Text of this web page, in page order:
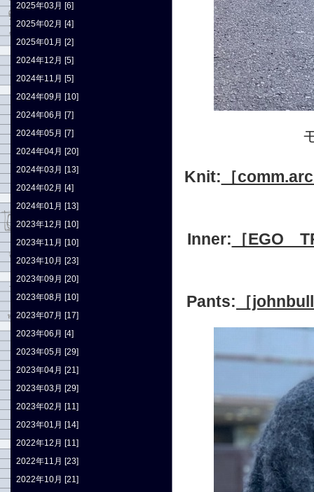
Knit: ［
Inner: ［EGO
Pants: ［
2025年03月 [6]
2025年02月 [4]
2025年01月 [2]
2024年12月 [5]
2024年11月 [5]
2024年09月 [10]
2024年06月 [7]
2024年05月 [7]
2024年04月 [20]
2024年03月 [13]
2024年02月 [4]
2024年01月 [13]
2023年12月 [10]
2023年11月 [10]
2023年10月 [23]
2023年09月 [20]
2023年08月 [10]
2023年07月 [17]
2023年06月 [4]
2023年05月 [29]
2023年04月 [21]
2023年03月 [29]
2023年02月 [11]
2023年01月 [14]
2022年12月 [11]
2022年11月 [23]
2022年10月 [21]